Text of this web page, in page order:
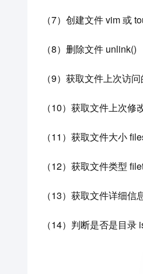
（7）创建文件 vim 或
（8）删除文件 unlink()
（9）获取文件上次访
（10）获取文件上次修
（11）获取文件大小
（12）获取文件类型
（13）获取文件详细信
（14）判断是否是目录